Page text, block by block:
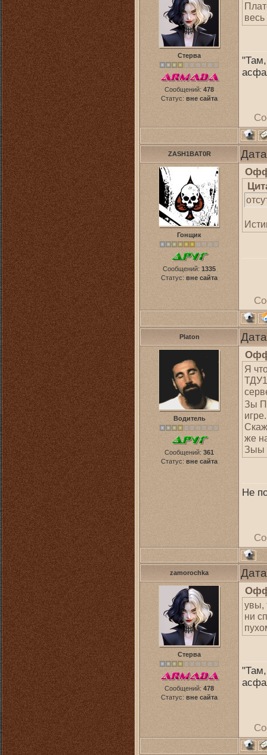
Стерва
Сообщений: 478
Статус: вне сайта
"Там,
ZASH1BAT0R
Гонщик
Сообщений: 1335
Статус: вне сайта
Platon
Водитель
Сообщений: 361
Статус: вне сайта
Я
Зы
же
Зыы
Не
zamorochka
Стерва
Сообщений: 478
Статус: вне сайта
увы,
ни
"Там,